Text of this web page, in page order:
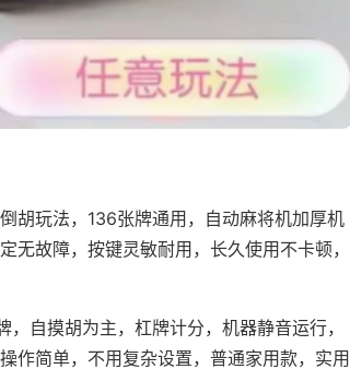
胡玩法，136张牌通用，自动麻将机加厚机
无故障，按键灵敏耐用，长久使用不卡顿，
自摸胡为主，杠牌计分，机器静音运行，
作简单，不用复杂设置，普通家用款，实用